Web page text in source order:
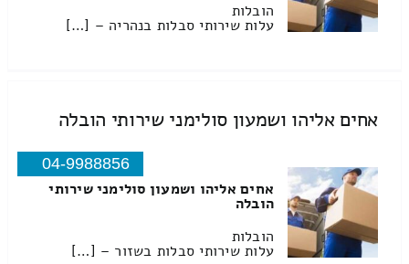
הובלות
עלות שירותי סבלות בנהריה – […]
אחים אליהו ושמעון סולימני שירותי הובלה
04-9988856
אחים אליהו ושמעון סולימני שירותי
הובלה
הובלות
עלות שירותי סבלות בשזור – […]